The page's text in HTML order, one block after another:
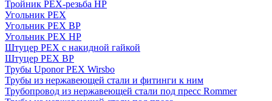
Тройник PEX-резьба НР
Угольник PEX
Угольник PEX ВР
Угольник PEX НР
Штуцер PEX c накидной гайкой
Штуцер PEX ВР
Трубы Uponor PEX Wirsbo
Трубы из нержавеющей стали и фитинги к ним
Трубопровод из нержавеющей стали под пресс Rommer